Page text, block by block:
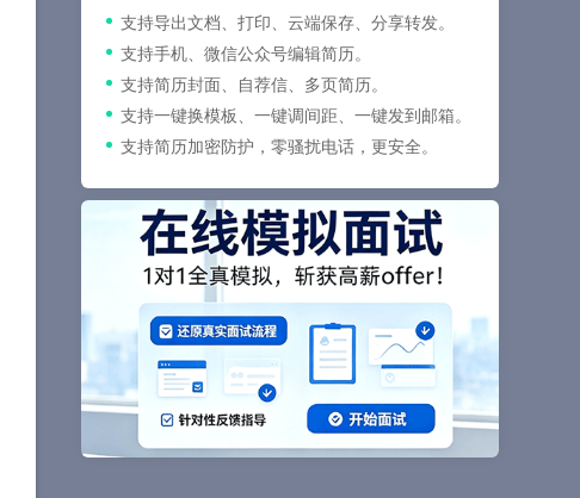
支持导出文档、打印、云端保存、分享转发。
支持手机、微信公众号编辑简历。
支持简历封面、自荐信、多页简历。
支持一键换模板、一键调间距、一键发到邮箱。
支持简历加密防护，零骚扰电话，更安全。